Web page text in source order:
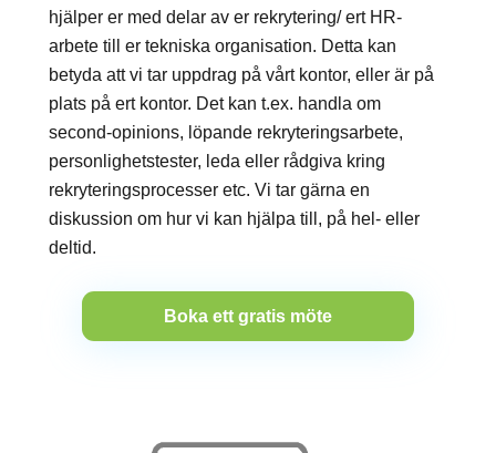
hjälper er med delar av er rekrytering/ ert HR-
arbete till er tekniska organisation. Detta kan
betyda att vi tar uppdrag på vårt kontor, eller är på
plats på ert kontor. Det kan t.ex. handla om
second-opinions, löpande rekryteringsarbete,
personlighetstester, leda eller rådgiva kring
rekryteringsprocesser etc. Vi tar gärna en
diskussion om hur vi kan hjälpa till, på hel- eller
deltid.
Boka ett gratis möte